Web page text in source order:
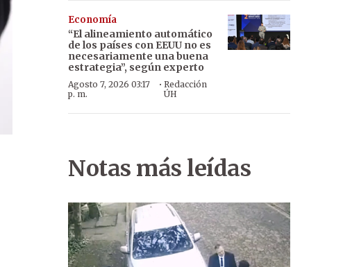
Economía
“El alineamiento automático
de los países con EEUU no es
necesariamente una buena
estrategia”, según experto
Agosto 7, 2026 03:17
p. m.
· Redacción
ÚH
Notas más leídas